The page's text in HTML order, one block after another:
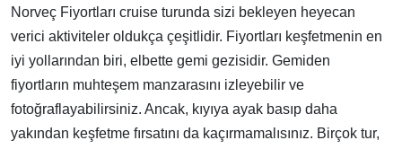
Norveç Fiyortları cruise turunda sizi bekleyen heyecan
verici aktiviteler oldukça çeşitlidir. Fiyortları keşfetmenin en
iyi yollarından biri, elbette gemi gezisidir. Gemiden
fiyortların muhteşem manzarasını izleyebilir ve
fotoğraflayabilirsiniz. Ancak, kıyıya ayak basıp daha
yakından keşfetme fırsatını da kaçırmamalısınız. Birçok tur,